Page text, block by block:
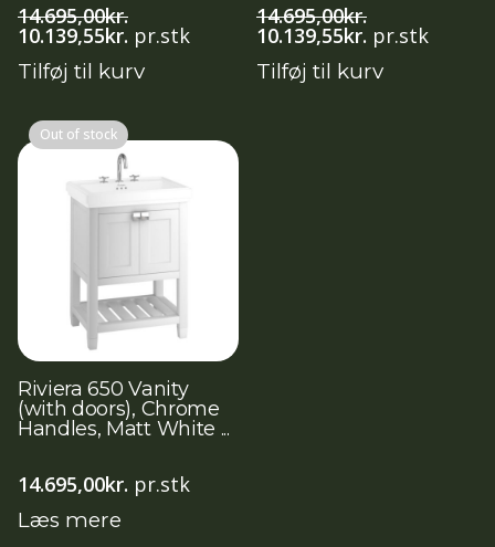
14.695,00kr.
Den
oprindelige
pris
14.695,00kr..
10.139,55kr. Den
aktuelle
pris
pr.stk
Tilføj til kurv
14.695,00kr.
Den
oprindelige
pris
10.139,55kr. Den
aktuelle
pris
pr.stk
Tilføj til kurv
Out of stock
Riviera 650 Vanity
(with doors), Chrome
Handles, Matt White ...
14.695,00kr. pr.stk
Læs mere